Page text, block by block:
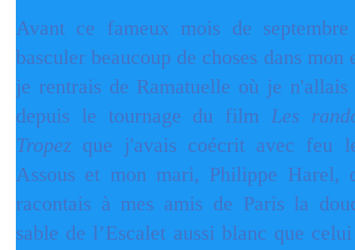
Avant ce fameux mois de
basculer beaucoup de choses dans mon
je rentrais de Ramatuelle où je n'allais
depuis le tournage du film Les
Tropez que j'avais coécrit avec feu
Assous et mon mari, Philippe Harel,
racontais à mes amis de Paris la
sable de l’Escalet aussi blanc que